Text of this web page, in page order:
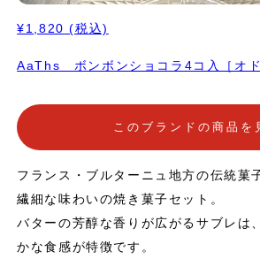
¥1,820 (税込)
AaThs ボンボンショコラ4コ入［オド
このブランドの商品を
フランス・ブルターニュ地方の伝統菓
繊細な味わいの焼き菓子セット。
バターの芳醇な香りが広がるサブレは
かな食感が特徴です。